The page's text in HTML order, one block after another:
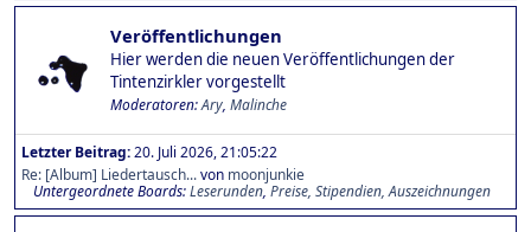
Veröffentlichungen
Hier werden die neuen Veröffentlichungen der
Tintenzirkler vorgestellt
Moderatoren:Ary, Malinche
Letzter Beitrag:20. Juli 2026, 21:05:22
Re: [Album] Liedertausch...von moonjunkie
Untergeordnete Boards Leserunden Preise, Stipendien, Auszeichnungen